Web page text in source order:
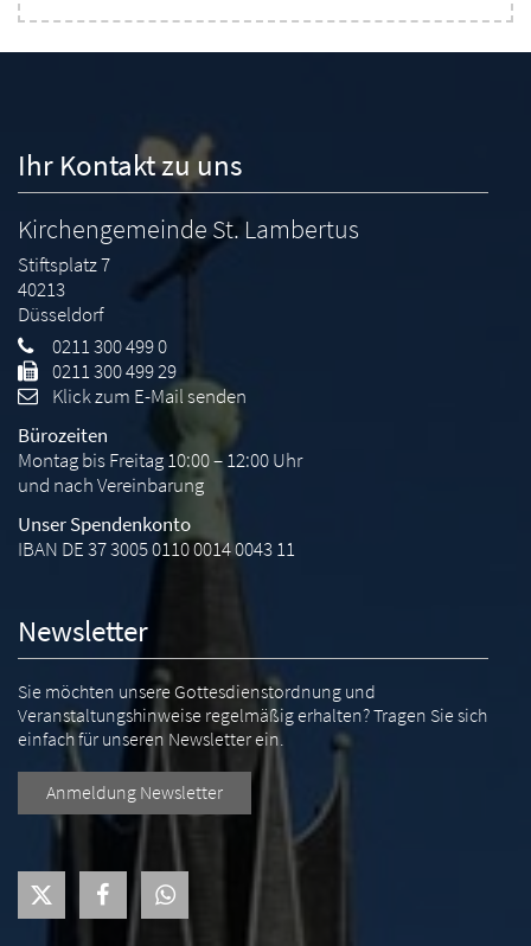
Ihr Kontakt zu uns
Kirchengemeinde St. Lambertus
Stiftsplatz 7
40213
Düsseldorf
0211 300 499 0
0211 300 499 29
Klick zum E-Mail senden
Bürozeiten
Montag bis Freitag 10:00 – 12:00 Uhr
und nach Vereinbarung
Unser Spendenkonto
IBAN DE 37 3005 0110 0014 0043 11
Newsletter
Sie möchten unsere Gottesdienstordnung und
Veranstaltungshinweise regelmäßig erhalten? Tragen Sie sich
einfach für unseren Newsletter ein.
Anmeldung Newsletter